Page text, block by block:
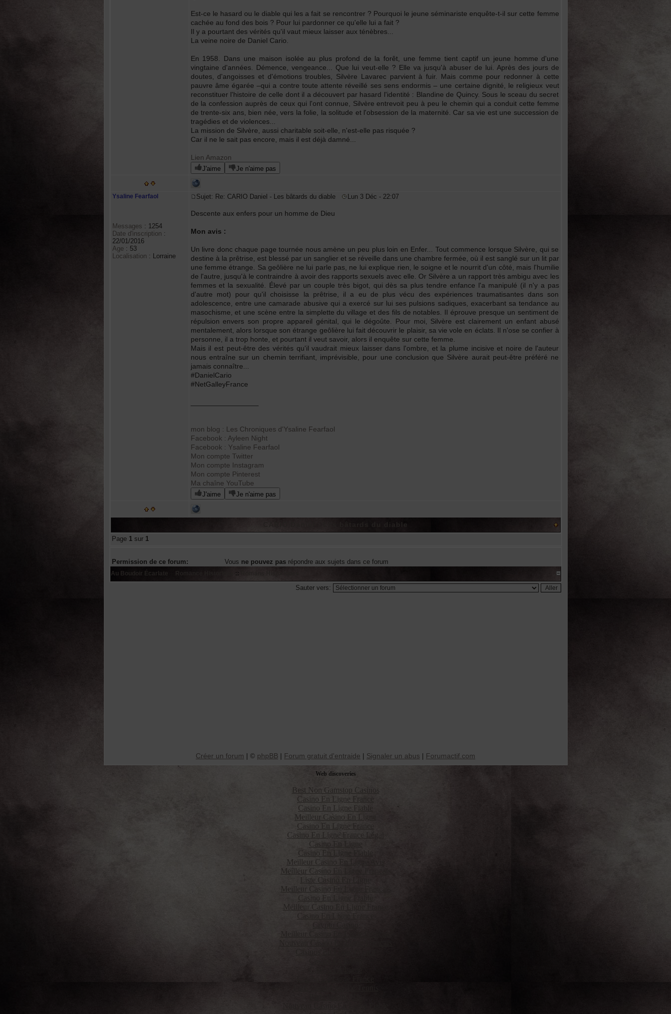
Est-ce le hasard ou le diable qui les a fait se rencontrer ? Pourquoi le jeune séminariste enquête-t-il sur cette femme
cachée au fond des bois ? Pour lui pardonner ce qu'elle lui a fait ?
Il y a pourtant des vérités qu'il vaut mieux laisser aux ténèbres...
La veine noire de Daniel Cario.
En 1958. Dans une maison isolée au plus profond de la forêt, une femme tient captif un jeune homme d'une
vingtaine d'années. Démence, vengeance... Que lui veut-elle ? Elle va jusqu'à abuser de lui. Après des jours de
doutes, d'angoisses et d'émotions troubles, Silvère Lavarec parvient à fuir. Mais comme pour redonner à cette
pauvre âme égarée –qui a contre toute attente réveillé ses sens endormis – une certaine dignité, le religieux veut
reconstituer l'histoire de celle dont il a découvert par hasard l'identité : Blandine de Quincy. Sous le sceau du secret
de la confession auprès de ceux qui l'ont connue, Silvère entrevoit peu à peu le chemin qui a conduit cette femme
de trente-six ans, bien née, vers la folie, la solitude et l'obsession de la maternité. Car sa vie est une succession de
tragédies et de violences...
La mission de Silvère, aussi charitable soit-elle, n'est-elle pas risquée ?
Car il ne le sait pas encore, mais il est déjà damné...
Lien Amazon
J'aime Je n'aime pas
Ysaline Fearfaol
Messages : 1254
Date d'inscription :
22/01/2016
Age : 53
Localisation : Lorraine
Sujet: Re: CARIO Daniel - Les bâtards du diable Lun 3 Déc - 22:07
Descente aux enfers pour un homme de Dieu
Mon avis :
Un livre donc chaque page tournée nous amène un peu plus loin en Enfer... Tout commence lorsque Silvère, qui se
destine à la prêtrise, est blessé par un sanglier et se réveille dans une chambre fermée, où il est sanglé sur un lit par
une femme étrange. Sa geôlière ne lui parle pas, ne lui explique rien, le soigne et le nourrit d'un côté, mais l'humilie
de l'autre, jusqu'à le contraindre à avoir des rapports sexuels avec elle. Or Silvère a un rapport très ambigu avec les
femmes et la sexualité. Élevé par un couple très bigot, qui dès sa plus tendre enfance l'a manipulé (il n'y a pas
d'autre mot) pour qu'il choisisse la prêtrise, il a eu de plus vécu des expériences traumatisantes dans son
adolescence, entre une camarade abusive qui a exercé sur lui ses pulsions sadiques, exacerbant sa tendance au
masochisme, et une scène entre la simplette du village et des fils de notables. Il éprouve presque un sentiment de
répulsion envers son propre appareil génital, qui le dégoûte. Pour moi, Silvère est clairement un enfant abusé
mentalement, alors lorsque son étrange geôlière lui fait découvrir le plaisir, sa vie vole en éclats. Il n'ose se confier à
personne, il a trop honte, et pourtant il veut savoir, alors il enquête sur cette femme.
Mais il est peut-être des vérités qu'il vaudrait mieux laisser dans l'ombre, et la plume incisive et noire de l'auteur
nous entraîne sur un chemin terrifiant, imprévisible, pour une conclusion que Silvère aurait peut-être préféré ne
jamais connaître...
#DanielCario
#NetGalleyFrance
mon blog : Les Chroniques d'Ysaline Fearfaol
Facebook : Ayleen Night
Facebook : Ysaline Fearfaol
Mon compte Twitter
Mon compte Instagram
Mon compte Pinterest
Ma chaîne YouTube
J'aime Je n'aime pas
CARIO Daniel - Les bâtards du diable
Page 1sur 1
Permission de ce forum: Vous ne pouvez pasrépondre aux sujets dans ce forum
Au Boudoir Écarlate ::
Sauter vers:
Créer un forum | © phpBB | Forum gratuit d'entraide | Signaler un abus | Forumactif.com
Web discoveries
Best Non Gamstop Casinos
Casino En Ligne France
Casino En Ligne Fiable
Meilleur Casino En Ligne
Casino En Ligne France
Casino En Ligne France Légal
Casino En Ligne
Casino En Ligne Fiable
Meilleur Casino En Ligne Avis
Meilleur Casino En Ligne Francais
Liste Casino En Ligne
Meilleur Casino En Ligne Francais
Casino En Ligne Fiable
Meilleur Casino En Ligne France